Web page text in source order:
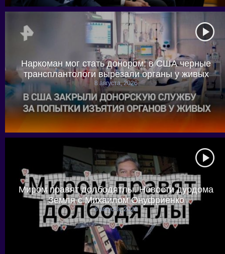
Наркоман мог стать донором: в США черные
трансплантологи вырезали органы у живых
8 августа, 2026
Миром правят долбодятлы. Новости дурдома
Земля с Михаилом Онуфриенко
8 августа, 2026